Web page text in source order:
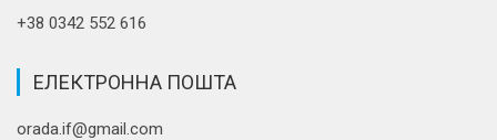
+38 0342 552 616
ЕЛЕКТРОННА ПОШТА
orada.if@gmail.com